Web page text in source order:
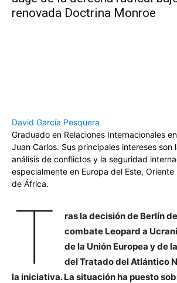
renovada Doctrina Monroe
David García Pesquera
Graduado en Relaciones Internacionales
Juan Carlos. Sus principales intereses son
análisis de conflictos y la seguridad
especialmente en Europa del Este,
de África.
T
ras la decisión de Berlín
combate Leopard a
de la Unión Europea y de
del Tratado del Atlántico
la iniciativa. La situación ha puesto